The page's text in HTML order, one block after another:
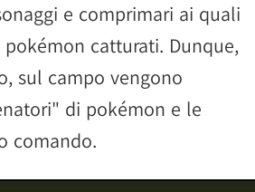
e comprimari ai quali
pokémon catturati. Dunque,
sul campo vengono
di pokémon e le
comando.